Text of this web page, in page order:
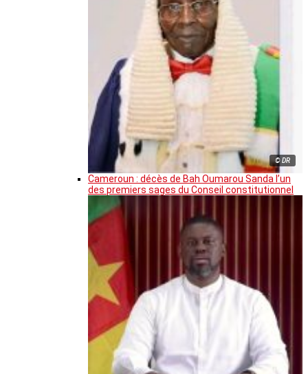
© DR
Cameroun : décès de Bah Oumarou Sanda l’un
des premiers sages du Conseil constitutionnel